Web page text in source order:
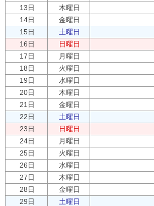
13日
木曜日
14日
金曜日
15日
土曜日
16日
日曜日
17日
月曜日
18日
火曜日
19日
水曜日
20日
木曜日
21日
金曜日
22日
土曜日
23日
日曜日
24日
月曜日
25日
火曜日
26日
水曜日
27日
木曜日
28日
金曜日
29日
土曜日